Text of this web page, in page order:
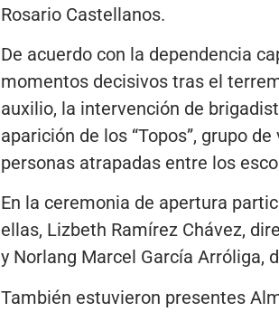
Rosario Castellanos.
De acuerdo con la dependencia
momentos decisivos tras el
auxilio, la intervención de
aparición de los “Topos”, grupo
personas atrapadas entre los
En la ceremonia de apertura
ellas, Lizbeth Ramírez Chávez,
y Norlang Marcel García Arróliga,
También estuvieron presentes